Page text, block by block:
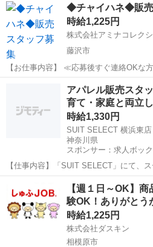
です★ オシャレをしながらあなたらしく
お願いします。 ★月10万以...
◆チャイハネ◆販売
時給1,225円
株式会社アミナコレク
藤沢市
【お仕事内容】 ≪応募後すぐ連絡OKな
お電話・メールでご連絡します≫ ・面接
ています！ ・ご不明点はお気軽にご連絡くださ
RESORT・TRAVELをテ...
その他
アパレル販売スタ
育て・家庭と両立
時給1,330円
SUIT SELECT 横浜東店
神奈川県
スポンサー：求人ボッ
【仕事内容】「SUIT SELECT」にて、
客・販売業務全般をお任せします。 た
様の人生の大切なイベント(入学式、結
30分〜1時間かけて丁寧に1着...
アルバイト・パート
【週１日～OK】
験OK！ありがとう
時給1,225円
株式会社ダスキン
相模原市